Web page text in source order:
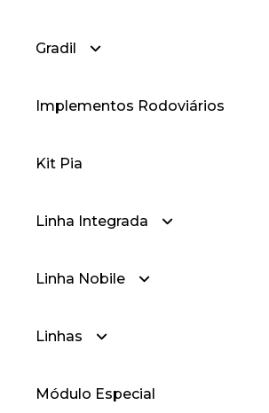
— Fachadas Cortina
— Fachadas Style
Gradil
— Gradil
— Gradil Prime
Implementos Rodoviários
Kit Pia
Linha Integrada
— Linha Integrada
— Linha Integrada Nobile 2.5
— Linha Integrada Nobile 3.2
Linha Nobile
— Nobile 2.0
— Nobile 2.5
Linhas
— Linha 25
Módulo Especial